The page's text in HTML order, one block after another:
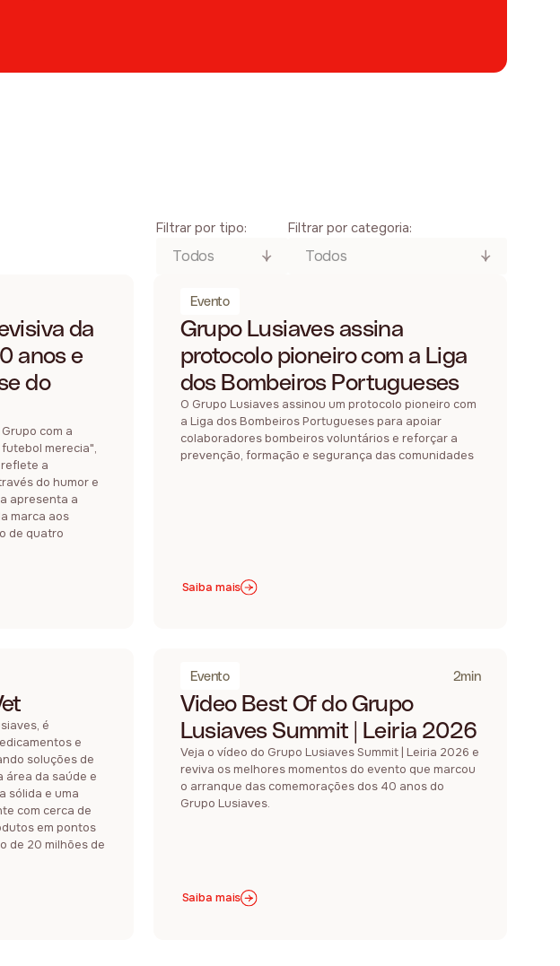
Filtrar por tipo:
Todos
Filtrar por categoria:
Todos
da
anos e
do
com a
merecia",
a
do humor e
apresenta a
marca aos
de quatro
Evento
Grupo Lusiaves assina
protocolo pioneiro com a Liga
dos Bombeiros Portugueses
O Grupo Lusiaves assinou um protocolo pioneiro com
a Liga dos Bombeiros Portugueses para apoiar
colaboradores bombeiros voluntários e reforçar a
prevenção, formação e segurança das comunidades
Saiba mais
é
e
soluções de
área da saúde e
sólida e uma
com cerca de
em pontos
de 20 milhões de
Evento 2min
Video Best Of do Grupo
Lusiaves Summit | Leiria 2026
Veja o vídeo do Grupo Lusiaves Summit | Leiria 2026 e
reviva os melhores momentos do evento que marcou
o arranque das comemorações dos 40 anos do
Grupo Lusiaves.
Saiba mais